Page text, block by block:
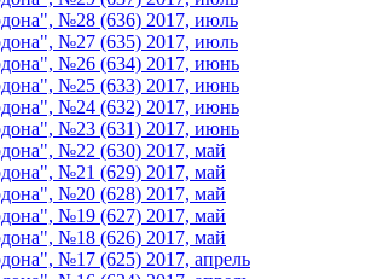
№28 (636) 2017, июль
№27 (635) 2017, июль
№26 (634) 2017, июнь
№25 (633) 2017, июнь
№24 (632) 2017, июнь
№23 (631) 2017, июнь
№22 (630) 2017, май
№21 (629) 2017, май
№20 (628) 2017, май
№19 (627) 2017, май
№18 (626) 2017, май
№17 (625) 2017, апрель